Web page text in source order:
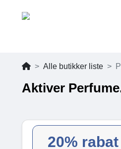
Alle butikker liste
Aktiver
20% rabat